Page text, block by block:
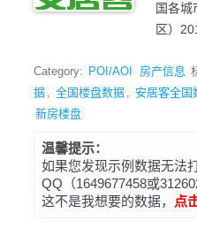
国各城
区）
Category: POI/AOI 房产信息
据 , 全国楼盘数据 , 安居客全国
新房楼盘
温馨提示：
如果您发现示例数据无法
QQ（1649677458或
这不是我想要的数据，
点